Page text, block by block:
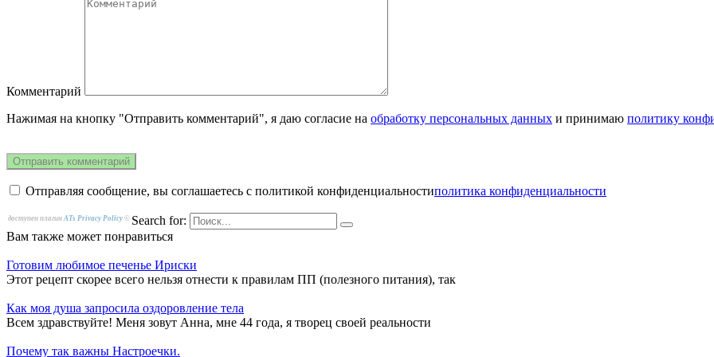
Комментарий
Нажимая на кнопку "Отправить комментарий", я даю согласие на обработку персональных данных и принимаю политику
Отправляя сообщение, вы соглашаетесь с политикой конфиденциальностиполитика конфиденциальности
доступен плагин ATs Privacy Policy © Search for:
Вам также может понравиться
Готовим любимое печенье Ириски
Этот рецепт скорее всего нельзя отнести к правилам ПП (полезного питания), так
Как моя душа запросила оздоровление тела
Всем здравствуйте! Меня зовут Анна, мне 44 года, я творец своей реальности
Почему так важны Настроечки.